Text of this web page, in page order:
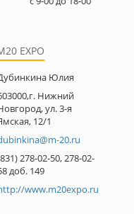
EXPO
Юлия
Нижний
ул. 3-я
12/1
20.ru
278-02-50, 278-02-
доб. 149
www.m20expo.ru